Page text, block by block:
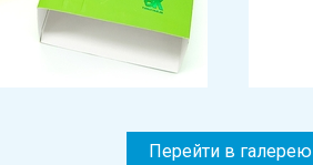
Перейти в галерею